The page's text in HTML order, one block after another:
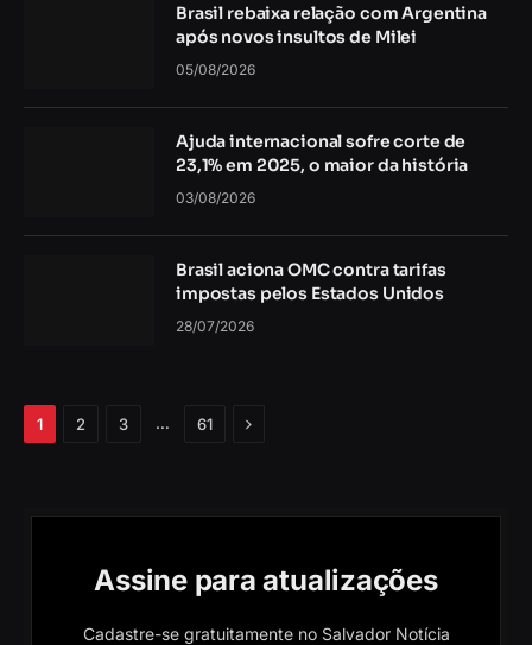
Brasil rebaixa relação com Argentina
após novos insultos de Milei
05/08/2026
Ajuda internacional sofre corte de
23,1% em 2025, o maior da história
03/08/2026
Brasil aciona OMC contra tarifas
impostas pelos Estados Unidos
28/07/2026
1 2 3 … 61 Próximo
Assine para atualizações
Cadastre-se gratuitamente no Salvador Notícia